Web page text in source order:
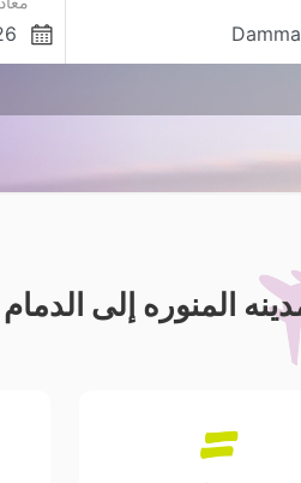
المنوره إلى الدمام